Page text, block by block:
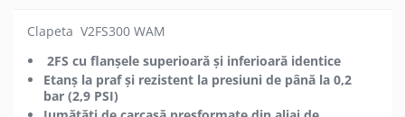
Clapeta V2FS300 WAM
2FS cu flanşele superioară şi inferioară identice
Etanş la praf şi rezistent la presiuni de până la 0,2
bar (2,9 PSI)